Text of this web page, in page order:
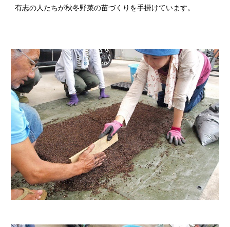
有志の人たちが秋冬野菜の苗づくりを手掛けています。